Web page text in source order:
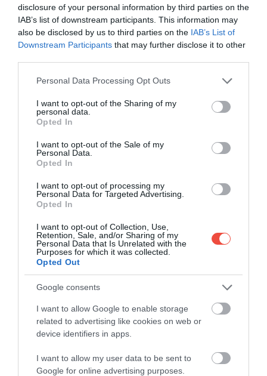
disclosure of your personal information by third parties on the
IAB’s list of downstream participants. This information may
also be disclosed by us to third parties on the IAB’s List of
Downstream Participants that may further disclose it to other
Please note that this website/app uses one or more Google
not limited to your visit or usage behaviour. You may click to
grant or deny consent to Google and its third-party tags to
use your data for below specified purposes in below Google
consent section.
Personal Data Processing Opt Outs
I want to opt-out of the Sharing of my
personal data.
Opted In
I want to opt-out of the Sale of my
Personal Data.
Opted In
I want to opt-out of processing my
Personal Data for Targeted Advertising.
Opted In
I want to opt-out of Collection, Use,
Retention, Sale, and/or Sharing of my
Personal Data that Is Unrelated with the
Purposes for which it was collected.
Opted Out
Google consents
I want to allow Google to enable storage
related to advertising like cookies on web or
device identifiers in apps.
I want to allow my user data to be sent to
Google for online advertising purposes.
GIBRALTÁR
A bejegyzés megtekintése az Instagramon
Brittany Oliver (@brittjoliver) által megosztott bejegyzés